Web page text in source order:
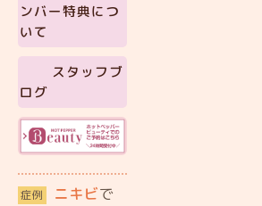
ンバー特典につ
いて
スタッフブ
ログ
症例 ニキビで